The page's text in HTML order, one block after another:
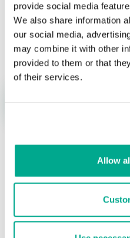
provide social media
We also share information
our social media,
may combine it with other
provided to them or that
of their services.
Allow
Nombre*
ÚLTIMAS